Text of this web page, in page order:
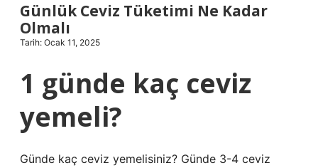
Hakkımızda
Günlük Ceviz Tüketimi Ne Kadar
Olmalı
Tarih: Ocak 11, 2025
1 günde kaç ceviz
yemeli?
Günde kaç ceviz yemelisiniz? Günde 3-4 ceviz